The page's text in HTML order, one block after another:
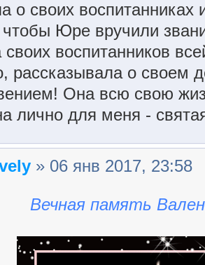
о своих
чтобы Юре вручили
воспитанников
рассказывала о своем
Она всю свою
лично для меня -
» 06 янв 2017, 23:58
Вечная память